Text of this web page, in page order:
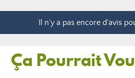
Il n'y a pas encore d'avis
Ça Pourrait